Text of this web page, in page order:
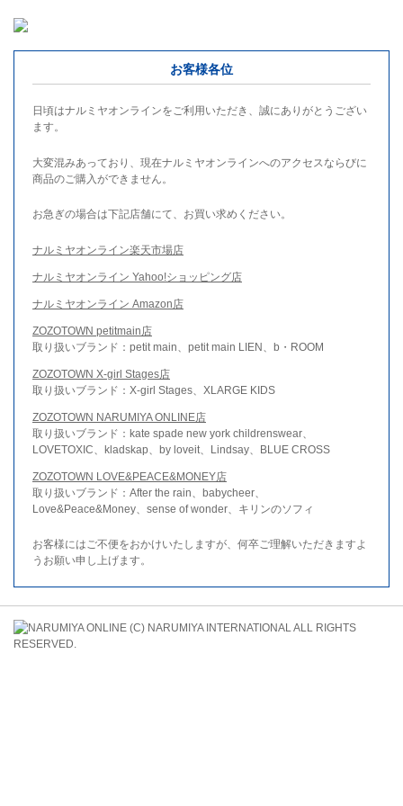
お客様各位
日頃はナルミヤオンラインをご利用いただき、誠にありがとうござい
ます。
大変混みあっており、現在ナルミヤオンラインへのアクセスならびに
商品のご購入ができません。
お急ぎの場合は下記店舗にて、お買い求めください。
ナルミヤオンライン楽天市場店
ナルミヤオンライン Yahoo!ショッピング店
ナルミヤオンライン Amazon店
ZOZOTOWN petitmain店
取り扱いブランド：petit main、petit main LIEN、b・ROOM
ZOZOTOWN X-girl Stages店
取り扱いブランド：X-girl Stages、XLARGE KIDS
ZOZOTOWN NARUMIYA ONLINE店
取り扱いブランド：kate spade new york childrenswear、
LOVETOXIC、kladskap、by loveit、Lindsay、BLUE CROSS
ZOZOTOWN LOVE&PEACE&MONEY店
取り扱いブランド：After the rain、babycheer、
Love&Peace&Money、sense of wonder、キリンのソフィ
お客様にはご不便をおかけいたしますが、何卒ご理解いただきますよ
うお願い申し上げます。